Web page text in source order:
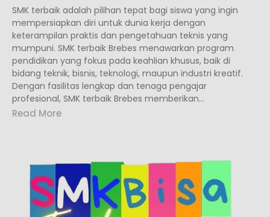
SMK terbaik adalah pilihan tepat bagi siswa yang ingin
mempersiapkan diri untuk dunia kerja dengan
keterampilan praktis dan pengetahuan teknis yang
mumpuni. SMK terbaik Brebes menawarkan program
pendidikan yang fokus pada keahlian khusus, baik di
bidang teknik, bisnis, teknologi, maupun industri kreatif.
Dengan fasilitas lengkap dan tenaga pengajar
profesional, SMK terbaik Brebes memberikan...
Read More